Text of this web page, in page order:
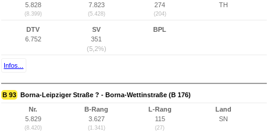
5.828
(8.399)
7.823
(5.428)
274
(204)
TH
DTV
6.752
SV
351
(5,2%)
BPL
Infos...
B 93 Borna-Leipziger Straße ? - Borna-Wettinstraße (B 176)
Nr.
5.829
(8.420)
B-Rang
3.627
(1.341)
L-Rang
115
(27)
Land
SN